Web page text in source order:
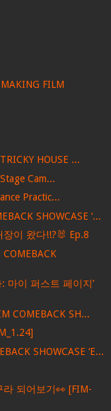
FILM
HOUSE ...
Cam...
Practic...
SHOWCASE ‘...
이 왔다!!?🐰 Ep.8
마이 퍼스트 페이지’
COMEBACK SH...
SHOWCASE ‘E...
되어보기👀 [FIM-